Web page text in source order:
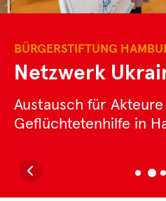
BÜRGERSTIFTUNG
Netzwerk
Austausch für
Geflüchtetenhilfe in